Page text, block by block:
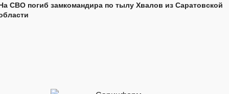
СВО погиб замкомандира по тылу Хвалов из Саратовской